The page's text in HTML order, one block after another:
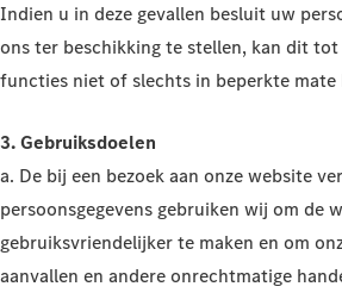
Indien u in deze gevallen besluit uw
ons ter beschikking te stellen, kan dit
functies niet of slechts in beperkte mate
3. Gebruiksdoelen
a. De bij een bezoek aan onze website
persoonsgegevens gebruiken wij om de
gebruiksvriendelijker te maken en om
aanvallen en andere onrechtmatige